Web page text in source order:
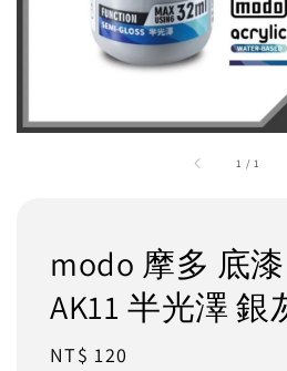
1 / 1
modo 摩多 底
AK11 半光澤 銀
Regular
NT$ 120